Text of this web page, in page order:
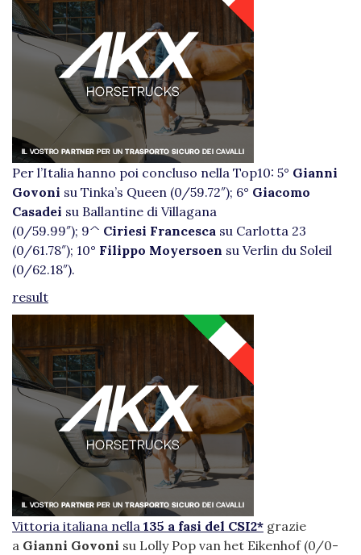
Per l’Italia hanno poi concluso nella Top10: 5° Gianni
Govoni su Tinka’s Queen (0/59.72″); 6° Giacomo
Casadei su Ballantine di Villagana
(0/59.99″); 9^ Ciriesi Francesca su Carlotta 23
(0/61.78″); 10° Filippo Moyersoen su Verlin du Soleil
(0/62.18″).
result
Vittoria italiana nella 135 a fasi del CSI2* grazie
a Gianni Govoni su Lolly Pop van het Eikenhof (0/0-